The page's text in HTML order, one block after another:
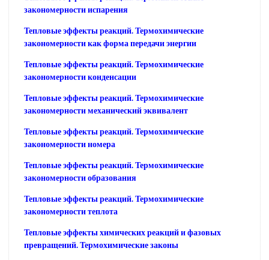
закономерности испарения
Тепловые эффекты реакций. Термохимические
закономерности как форма передачи энергии
Тепловые эффекты реакций. Термохимические
закономерности конденсации
Тепловые эффекты реакций. Термохимические
закономерности механический эквивалент
Тепловые эффекты реакций. Термохимические
закономерности номера
Тепловые эффекты реакций. Термохимические
закономерности образования
Тепловые эффекты реакций. Термохимические
закономерности теплота
Тепловые эффекты химических реакций и фазовых
превращений. Термохимические законы